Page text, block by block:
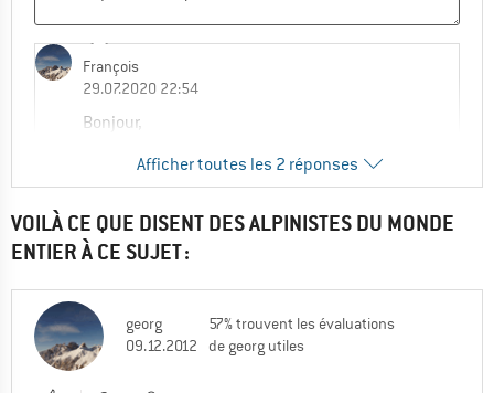
François
29.07.2020 22:54
Bonjour,
en six pans creux.
Amicalement
F.C
1 0 Commenter
Yannis (Community)| Service clientèle
30.07.2020 17:06
Afficher toutes les 2 réponses
VOILÀ CE QUE DISENT DES ALPINISTES DU MONDE
ENTIER À CE SUJET :
georg
09.12.2012
57% trouvent les évaluations
de georg utiles